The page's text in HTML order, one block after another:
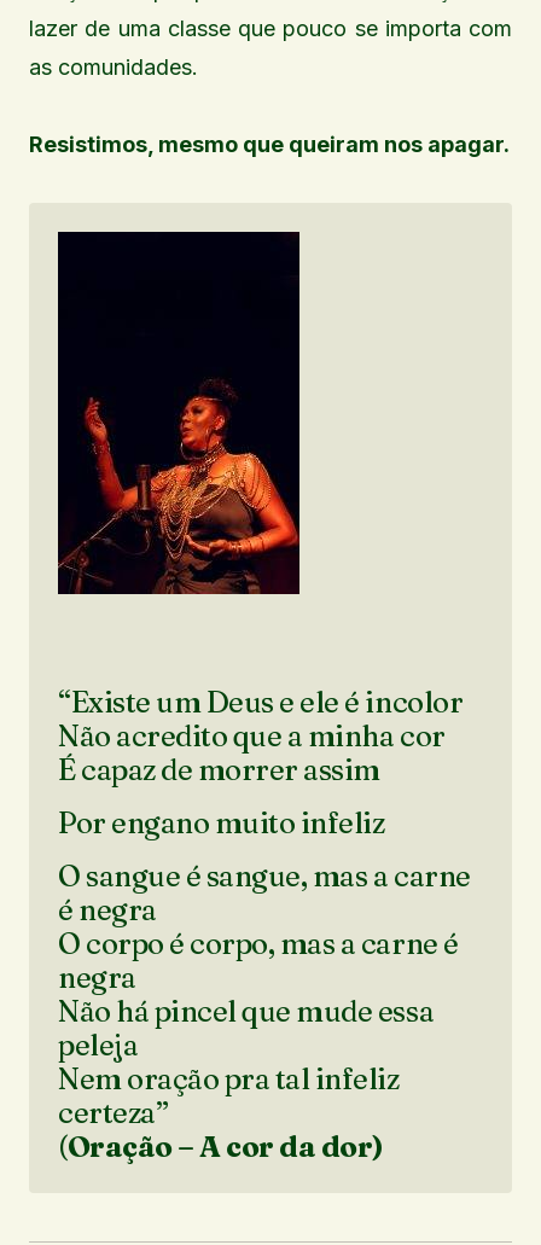
lazer de uma classe que pouco se importa com
as comunidades.
Resistimos, mesmo que queiram nos apagar.
“Existe um Deus e ele é incolor
Não acredito que a minha cor
É capaz de morrer assim
Por engano muito infeliz
O sangue é sangue, mas a carne
é negra
O corpo é corpo, mas a carne é
negra
Não há pincel que mude essa
peleja
Nem oração pra tal infeliz
certeza”
(Oração – A cor da dor)